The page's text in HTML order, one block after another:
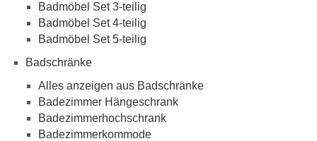
Badmöbel Set 3-teilig
Badmöbel Set 4-teilig
Badmöbel Set 5-teilig
Badschränke
Alles anzeigen aus Badschränke
Badezimmer Hängeschrank
Badezimmerhochschrank
Badezimmerkommode